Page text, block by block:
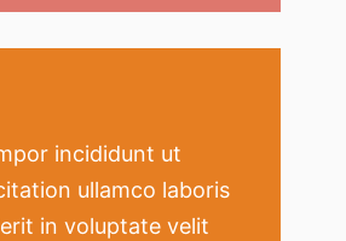
incididunt ut
ullamco laboris
in voluptate velit